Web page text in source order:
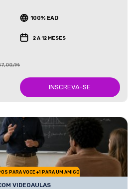
100% EAD
2 A 12 MESES
Mês
INSCREVA-SE
PARA VOCE +1 PARA UM AMIGO
VIDEOAULAS